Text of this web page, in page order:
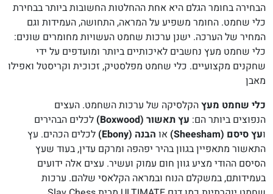
הבחירה בחומר הגלם היא אחת ההחלטות החשובות ביותר בבחירת
כלי שחמט. החומר משפיע על המראה, התחושה, העמידות וגם
המחיר של הערכה. ישנן ערכות שחמט העשויות מחומרים שונים:
כלי שחמט מעץ נחשבים לאיכותיים ביותר ומועדפים על ידי
שחקנים מקצועיים. כלי שחמט מפלסטיק, זכוכית וקריסטל ואפילו
מאבן
כלי שחמט מעץהקלסיקה של ערכות השחמט. העצים
הנפוצים ביותר הם: עץ תאשור (Boxwood)
לכלים הבהירים
ועץ סיסם (Sheesham) או הבנה (Ebony)
לכלים הכהים. עץ
התאשור מתאפיין בגוון בהיר יפהפה ומרקם עדין, בעוד שעץ
הסיסם ההודי מציע גוון חום עמוק ועשיר. עצים אלה ידועים
בעמידותם, במשקלם הנוח ובמראה הקלאסי שלהם. ערכות